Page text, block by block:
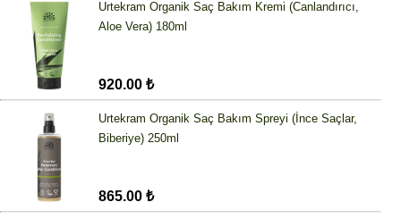
Urtekram Organik Saç Bakım Kremi (Canlandırıcı,
Aloe Vera) 180ml
920.00 ₺
Urtekram Organik Saç Bakım Spreyi (İnce Saçlar,
Biberiye) 250ml
865.00 ₺